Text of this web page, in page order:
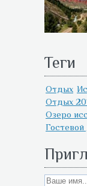
Теги
Отдых
Отдых
Озеро